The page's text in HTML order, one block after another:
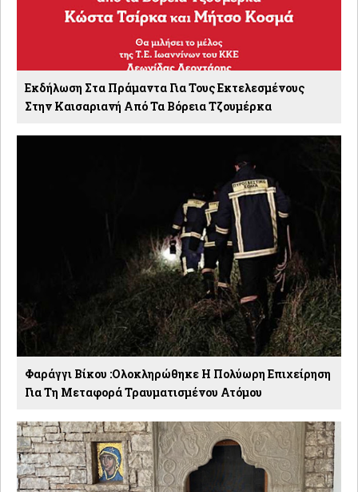
Εκδήλωση Στα Πράμαντα Για Τους Εκτελεσμένους
Στην Καισαριανή Από Τα Βόρεια Τζουμέρκα
Φαράγγι Βίκου :Ολοκληρώθηκε Η Πολύωρη Επιχείρηση
Για Τη Μεταφορά Τραυματισμένου Ατόμου